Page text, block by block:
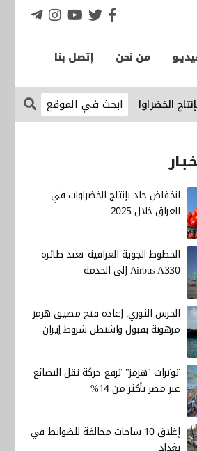
من نحن إتصل بنا
في العراق خلال 2025
انخفاض حاد بإنتاج الخضراوات في
العراق خلال 2025
الخطوط الجوية العراقية تعيد طائرة
Airbus A330 إلى الخدمة
الحرس الثوري: إعادة فتح مضيق هرمز
مرهونة بقبول واشنطن شروط إيران
توترات "هرمز" ترفع حركة نقل البضائع
عبر مصر بأكثر من 14%
إغلاق 10 ساحات مخالفة للضوابط في